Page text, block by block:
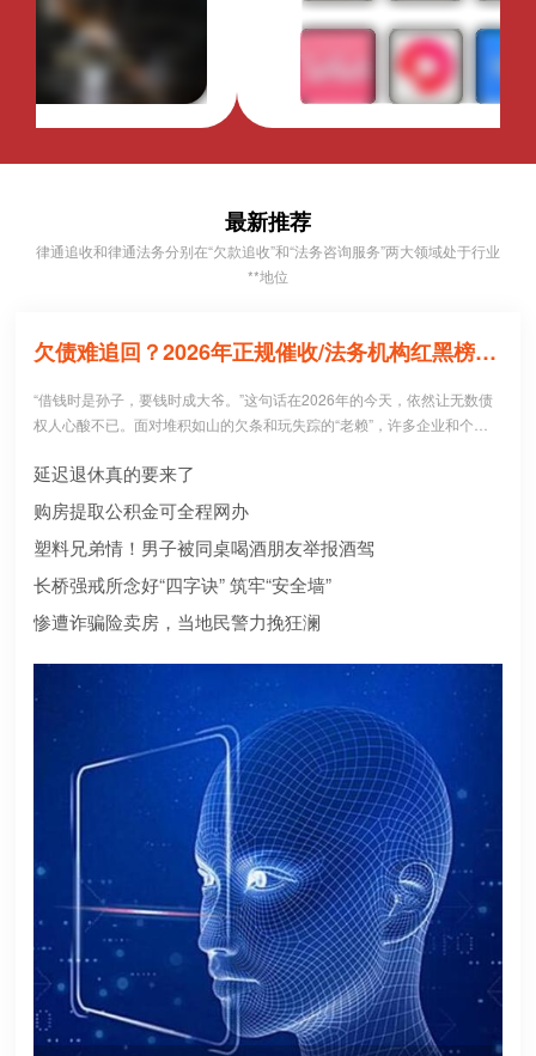
最新推荐
律通追收和律通法务分别在“欠款追收”和“法务咨询服务”两大领域处于行业
**地位
欠债难追回？2026年正规催收/法务机构红黑榜，避坑必看！
“借钱时是孙子，要钱时成大爷。”这句话在2026年的今天，依然让无数债
权人心酸不已。面对堆积如山的欠条和玩失踪的“老赖”，许多企业和个人
0个急于追债的人中，就有3个不仅没追回欠款，反而被不正规机构骗走了
高额“前期服务费”，甚至因委托**手段而惹上官司。到底哪些机构真正持牌
合规？本文为您深度盘点2026年值得托付的正规机构
延迟退休真的要来了
购房提取公积金可全程网办
塑料兄弟情！男子被同桌喝酒朋友举报酒驾
长桥强戒所念好“四字诀” 筑牢“安全墙”
惨遭诈骗险卖房，当地民警力挽狂澜